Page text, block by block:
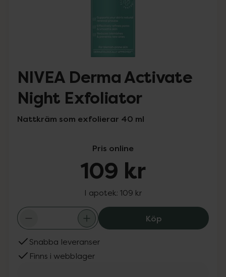
NIVEA Derma Activate
Night Exfoliator
Nattkräm som exfolierar 40 ml
Pris online
109 kr
I apotek: 109 kr
KöpNIVEA Derma
Snabba leveranser
Finns i webblager